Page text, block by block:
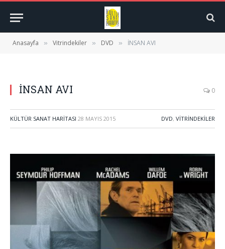
Anasayfa » Vitrindekiler » DVD » İNSAN AVI
İNSAN AVI 0
KÜLTÜR SANAT HARITASI 28 MAYIS 2015 DVD, VITRINDEKILER